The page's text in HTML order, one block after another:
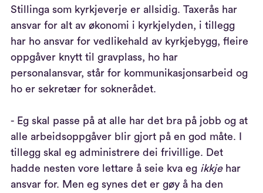
Stillinga som kyrkjeverje er allsidig. Taxerås har
ansvar for alt av økonomi i kyrkjelyden, i tillegg
har ho ansvar for vedlikehald av kyrkjebygg, fleire
oppgåver knytt til gravplass, ho har
personalansvar, står for kommunikasjonsarbeid og
ho er sekretær for soknerådet.
- Eg skal passe på at alle har det bra på jobb og at
alle arbeidsoppgåver blir gjort på en god måte. I
tillegg skal eg administrere dei frivillige. Det
hadde nesten vore lettare å seie kva eg ikkjehar
ansvar for. Men eg synes det er gøy å ha den